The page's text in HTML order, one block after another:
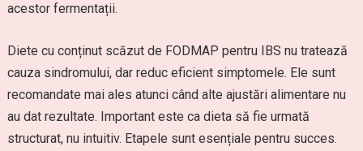
acestor fermentații.
Diete cu conținut scăzut de FODMAP pentru IBS nu tratează
cauza sindromului, dar reduc eficient simptomele. Ele sunt
recomandate mai ales atunci când alte ajustări alimentare nu
au dat rezultate. Important este ca dieta să fie urmată
structurat, nu intuitiv. Etapele sunt esențiale pentru succes.